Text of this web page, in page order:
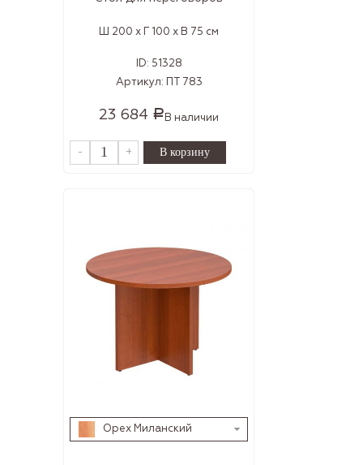
Ш 200 x Г 100 x В 75 см
ID: 51328
Артикул: ПТ 783
23 684 Р В наличии
- +
Орех Миланский